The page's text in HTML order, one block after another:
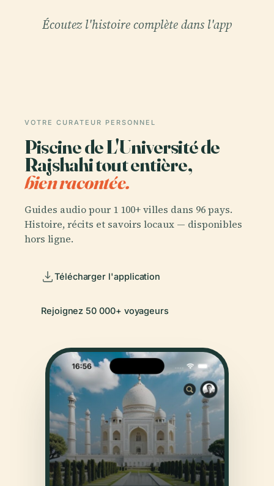
Écoutez l'histoire complète dans l'app
VOTRE CURATEUR PERSONNEL
Piscine de L'Université de
Rajshahi tout entière,
bien racontée.
Guides audio pour 1 100+ villes dans 96 pays.
Histoire, récits et savoirs locaux — disponibles
hors ligne.
Télécharger l'application
Rejoignez 50 000+ voyageurs